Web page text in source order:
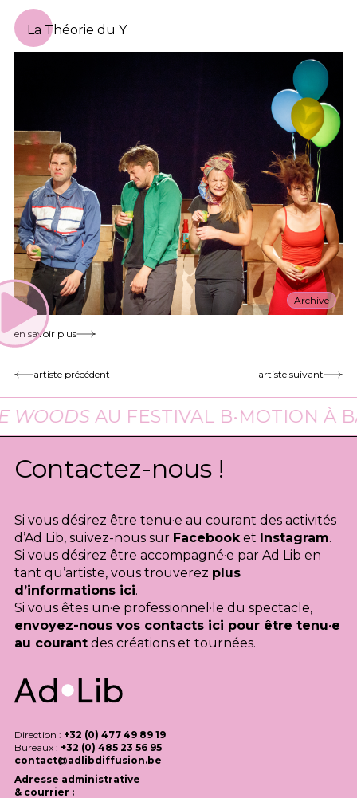
La Théorie du Y
Archive
en savoir plus
artiste précédent artiste suivant
AU FESTIVAL B•MOTION À
Contactez-nous !
Si vous désirez être tenu·e au courant des activités
d’Ad Lib, suivez-nous sur Facebooket Instagram.
Si vous désirez être accompagné·e par Ad Lib en
tant qu’artiste, vous trouverez plus
d’informations ici.
Si vous êtes un·e professionnel·le du spectacle,
envoyez-nous vos contacts ici pour être tenu·e
au courantdes créations et tournées.
Direction : +32 (0) 477 49 89 19
Bureaux : +32 (0) 485 23 56 95
contact@adlibdiffusion.be
Adresse administrative
& courrier :